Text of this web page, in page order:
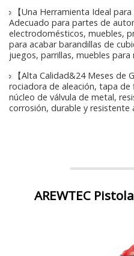
☼【Una Herramienta Ideal para
Adecuado para partes de
electrodomésticos, muebles,
para acabar barandillas de
juegos, parrillas, muebles para
☼【Alta Calidad&24 Meses de
rociadora de aleación, tapa
núcleo de válvula de metal,
corrosión, durable y resistente
AREWTEC